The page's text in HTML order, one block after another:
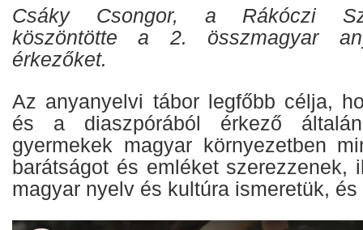
Csáky Csongor, a Rákóczi
köszöntötte a 2. összmagyar
érkezőket.
Az anyanyelvi tábor legfőbb célja,
és a diaszpórából érkező
gyermekek magyar környezetben
barátságot és emléket szerezzenek,
magyar nyelv és kultúra ismeretük,